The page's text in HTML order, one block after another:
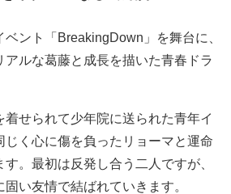
ベント「BreakingDown」を舞台に、
アルな葛藤と成長を描いた青春ドラ
着せられて少年院に送られた青年イ
じく心に傷を負ったリョーマと運命
。最初は反発し合う二人ですが、
い友情で結ばれていきます。